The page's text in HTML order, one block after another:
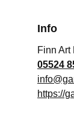
Info
Finn Art
05524
https://